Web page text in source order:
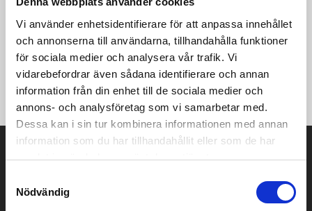
Vi använder enhetsidentifierare för att anpassa innehållet
och annonserna till användarna, tillhandahålla funktioner
för sociala medier och analysera vår trafik. Vi
vidarebefordrar även sådana identifierare och annan
information från din enhet till de sociala medier och
annons- och analysföretag som vi samarbetar med.
Dessa kan i sin tur kombinera informationen med annan
information som du har tillhandahållit eller som de har
samlat in när du har använt deras tjänster.
Nödvändig
effektiv ventilation. Plagget har även två sidfickor med
dragkedja samt bröstficka med dold dragkedja. • Kviltad, tunn
vaddering framtill för värme och komfort, 60 g/m2 • Vind- och
vattentätt 3-lagers material i axlar och sidor • Mjuk, borstad
trikå i ryggen för värme och effektiv fukttransport • Mjuk,
borstad trikå på kragens insida • Sidfickor med dragkedja •
Bröstficka med dold dragkedja • Regular fit
Prisuppgift på mailen?